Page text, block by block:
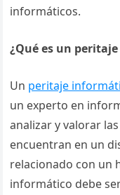
informáticos.
¿Qué es un
Un peritaje
un experto en
analizar y valorar
encuentran en un
relacionado con un
informático debe